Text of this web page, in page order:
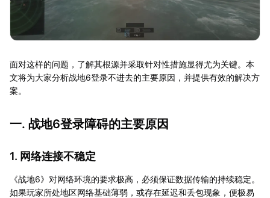
面对这样的问题，了解其根源并采取针对性措施显得尤为关键。本
文将为大家分析战地6登录不进去的主要原因，并提供有效的解决方
案。
一. 战地6登录障碍的主要原因
1. 网络连接不稳定
《战地6》对网络环境的要求极高，必须保证数据传输的持续稳定。
如果玩家所处地区网络基础薄弱，或存在延迟和丢包现象，便极易